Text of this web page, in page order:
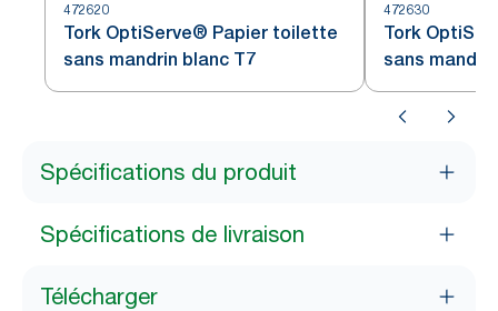
472620
Tork OptiServe® Papier toilette
sans mandrin blanc T7
472630
Tork
sans
Spécifications du produit
Spécifications de livraison
Télécharger